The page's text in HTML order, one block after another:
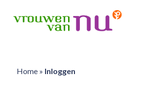
Home» Inloggen